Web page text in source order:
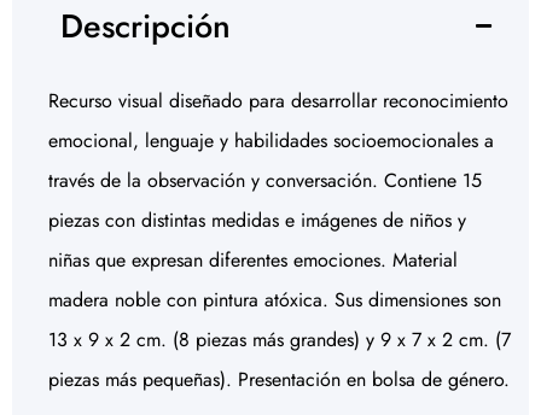
Descripción
Recurso visual diseñado para desarrollar reconocimiento
emocional, lenguaje y habilidades socioemocionales a
través de la observación y conversación. Contiene 15
piezas con distintas medidas e imágenes de niños y
niñas que expresan diferentes emociones. Material
madera noble con pintura atóxica. Sus dimensiones son
13 x 9 x 2 cm. (8 piezas más grandes) y 9 x 7 x 2 cm. (7
piezas más pequeñas). Presentación en bolsa de género.